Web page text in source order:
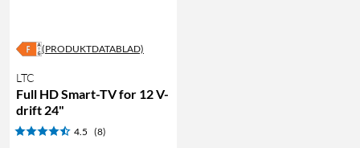
(PRODUKTDATABLAD)
LTC
Full HD Smart-TV for 12 V-
drift 24"
4.5 (8)